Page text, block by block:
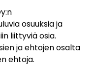
osuuksia ja
liittyviä osia.
ja ehtojen osalta
ehtoja.